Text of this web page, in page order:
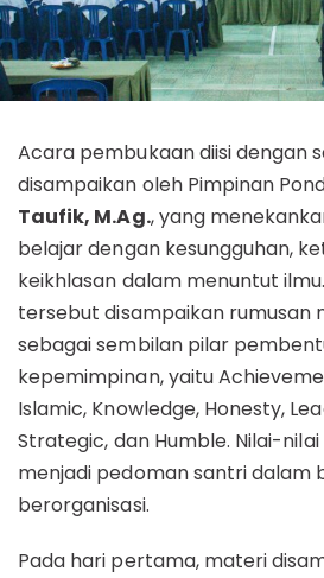
Acara pembukaan diisi dengan
disampaikan oleh Pimpinan
Taufik, M.Ag., yang
belajar dengan kesungguhan,
keikhlasan dalam menuntut
tersebut disampaikan rumusan
sebagai sembilan pilar
kepemimpinan, yaitu
Islamic, Knowledge, Honesty,
Strategic, dan Humble. Nilai-
menjadi pedoman santri dalam
berorganisasi.
Pada hari pertama, materi